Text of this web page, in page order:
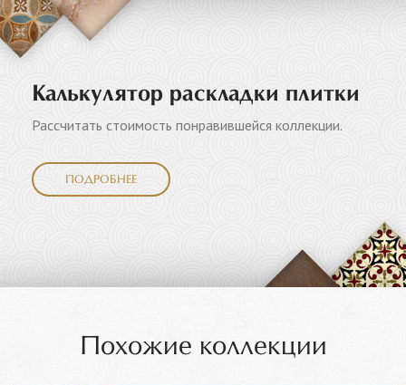
Калькулятор раскладки плитки
Рассчитать стоимость понравившейся коллекции.
ПОДРОБНЕЕ
Похожие коллекции